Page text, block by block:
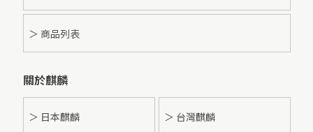
＞ 商品列表
關於麒麟
＞ 日本麒麟 ＞ 台灣麒麟